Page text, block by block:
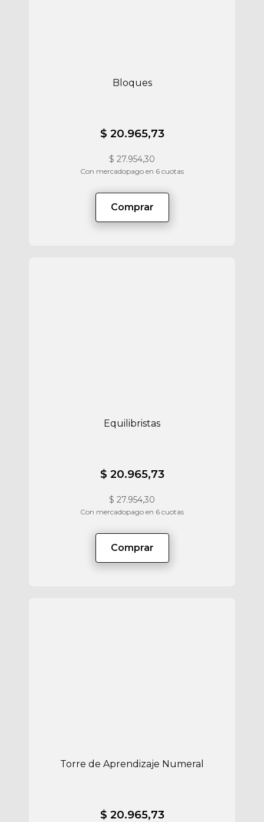
Bloques
$ 20.965,73
$ 27.954,30
Con mercadopago en 6 cuotas
Comprar
Equilibristas
$ 20.965,73
$ 27.954,30
Con mercadopago en 6 cuotas
Comprar
Torre de Aprendizaje Numeral
$ 20.965,73